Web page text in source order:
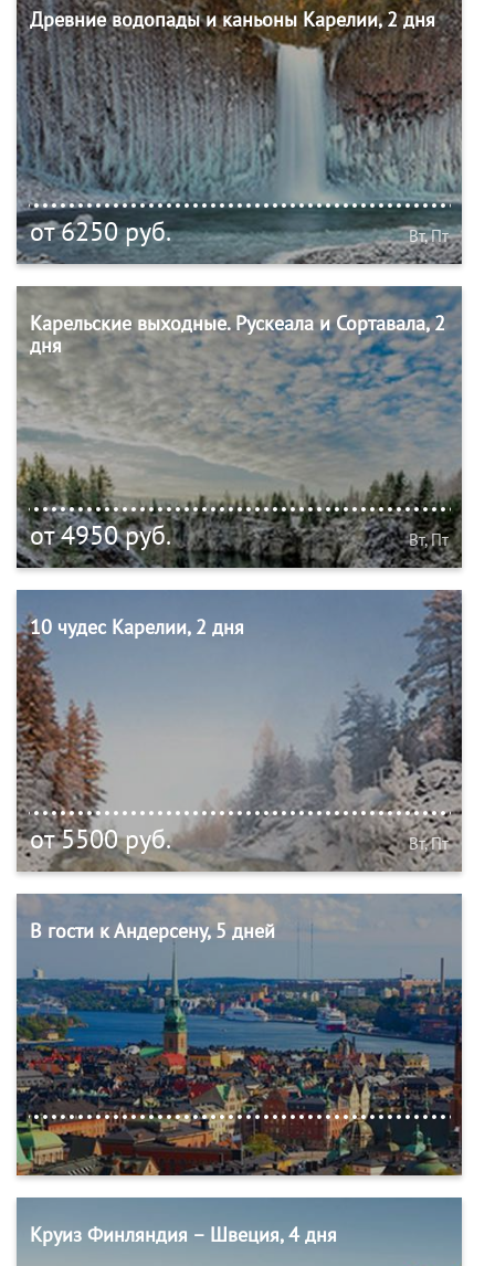
Древние водопады и каньоны Карелии, 2 дня
от 6250 руб. Вт, Пт
Карельские выходные. Рускеала и Сортавала, 2
дня
от 4950 руб. Вт, Пт
10 чудес Карелии, 2 дня
от 5500 руб. Вт, Пт
В гости к Андерсену, 5 дней
Круиз Финляндия – Швеция, 4 дня